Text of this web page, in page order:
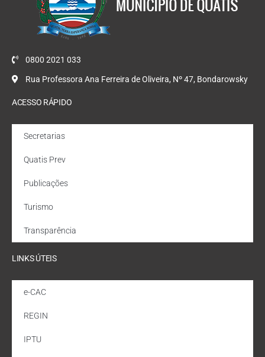
0800 2021 033
Rua Professora Ana Ferreira de Oliveira, Nº 47, Bondarowsky
ACESSO RÁPIDO
Secretarias
Quatis Prev
Publicações
Turismo
Transparência
LINKS ÚTEIS
e-CAC
REGIN
IPTU